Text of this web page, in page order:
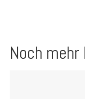
Noch